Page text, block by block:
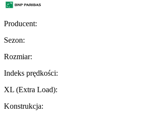
Producent:
Sezon:
Rozmiar:
Indeks prędkości:
XL (Extra Load):
Konstrukcja: